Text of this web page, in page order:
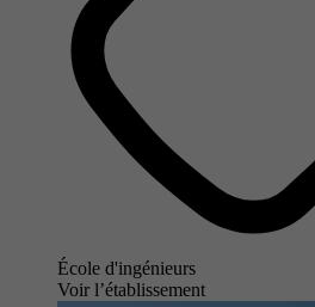
École d'ingénieurs
Voir l’établissement